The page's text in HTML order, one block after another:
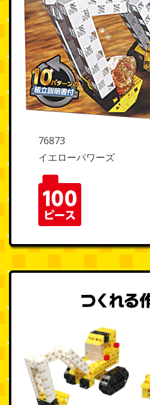
76873
イエローパワーズ